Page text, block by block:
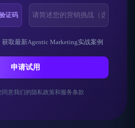
证码
取最新Agentic Marketing实战案例
申请试用
同意我们的隐私政策和服务条款